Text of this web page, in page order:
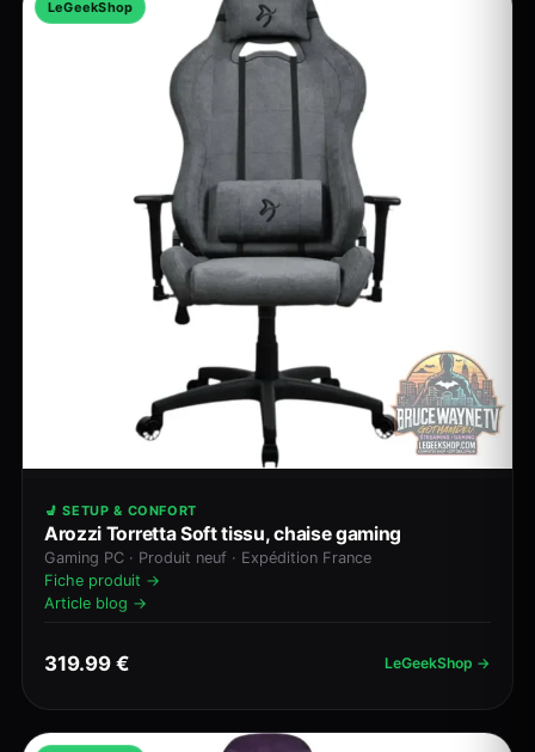
LeGeekShop
💺 SETUP & CONFORT
Arozzi Torretta Soft tissu, chaise gaming
Gaming PC · Produit neuf · Expédition France
Fiche produit →
Article blog →
319.99 € LeGeekShop →